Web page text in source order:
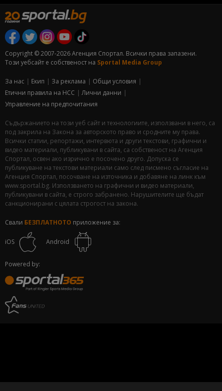
Copyright © 2007-2026 Агенция Спортал. Всички права запазени.
Този уебсайт е собственост на Sportal Media Group
За нас Екип За рекламa
Общи условия
Етични правила на НСС
Лични данни
Управление на предпочитания
Съдържанието на този уеб сайт и технологиите, използвани в него, са
под закрила на Закона за авторското право и сродните му права.
Всички статии, репортажи, интервюта и други текстови, графични и
видео материали, публикувани в сайта, са собственост на Агенция
Спортал, освен ако изрично е посочено друго. Допуска се
публикуване на текстови материали само след писмено съгласие на
Агенция Спортал, посочване на източника и добавяне на линк към
www.sportal.bg. Използването на графични и видео материали,
публикувани в сайта, е строго забранено. Нарушителите ще бъдат
санкционирани с цялата строгост на закона.
Свали БЕЗПЛАТНОТО приложение за:
iOS Android
Powered by: